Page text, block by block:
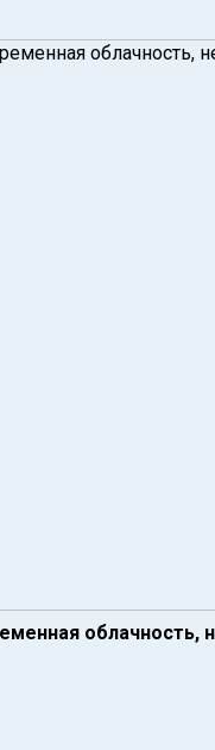
облачность,